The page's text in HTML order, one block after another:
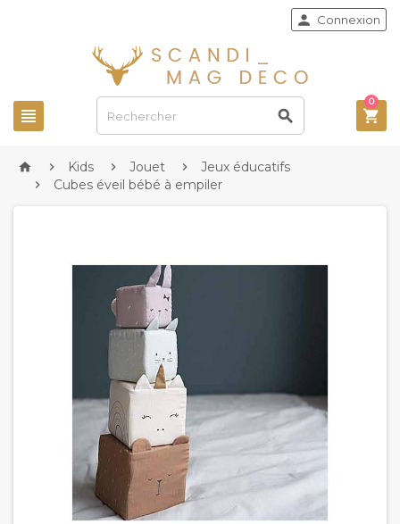
 
 Connexion

0
  Kids  Jouet  Jeux éducatifs
 Cubes éveil bébé à empiler